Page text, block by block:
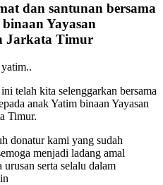
dan santunan bersama
Yayasan
Jarkata Timur
telah kita selenggarkan bersama
anak Yatim binaan Yayasan
Timur.
donatur kami yang sudah
menjadi ladang amal
serta selalu dalam